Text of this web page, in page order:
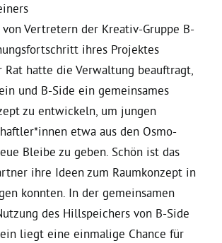
Rathaus
– 2030
von Vertretern der Kreativ-Gruppe B-
ihres Projektes
Rat hatte die Verwaltung beauftragt,
und B-Side ein gemeinsames
zu entwickeln, um jungen
etwa aus den Osmo-
Bleibe zu geben. Schön ist das
ihre Ideen zum Raumkonzept in
konnten. In der gemeinsamen
des Hillspeichers von B-Side
liegt eine einmalige Chance für